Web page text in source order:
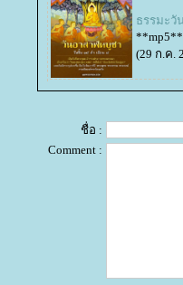
ธรรมะ
**mp5**
(29 ก.ค.
ชื่อ :
Comment :